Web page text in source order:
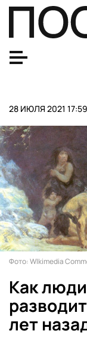
28 ИЮЛЯ 2021 17:59
Фото: WIkimedia
Как
лет
Новая